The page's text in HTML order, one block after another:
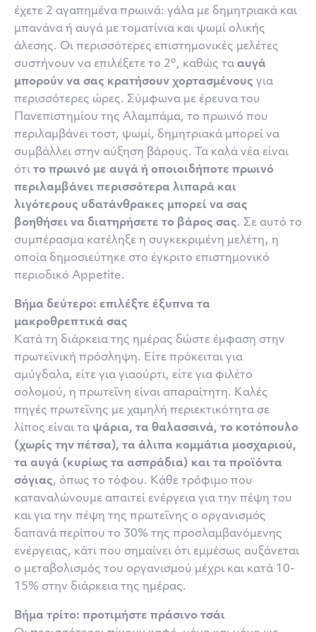
έχετε 2 αγαπημένα πρωινά: γάλα με δημητριακά και
μπανάνα ή αυγά με τοματίνια και ψωμί ολικής
άλεσης. Οι περισσότερες επιστημονικές μελέτες
συστήνουν να επιλέξετε το 2ο, καθώς τα αυγά
μπορούν να σας κρατήσουν χορτασμένους για
περισσότερες ώρες. Σύμφωνα με έρευνα του
Πανεπιστημίου της Αλαμπάμα, το πρωινό που
περιλαμβάνει τοστ, ψωμί, δημητριακά μπορεί να
συμβάλλει στην αύξηση βάρους. Τα καλά νέα είναι
ότι το πρωινό με αυγά ή οποιοιδήποτε πρωινό
περιλαμβάνει περισσότερα λιπαρά και
λιγότερους υδατάνθρακες μπορεί να σας
βοηθήσει να διατηρήσετε το βάρος σας. Σε αυτό το
συμπέρασμα κατέληξε η συγκεκριμένη μελέτη, η
οποία δημοσιεύτηκε στο έγκριτο επιστημονικό
περιοδικό Appetite.
Βήμα δεύτερο: επιλέξτε έξυπνα τα
μακροθρεπτικά σας
Κατά τη διάρκεια της ημέρας δώστε έμφαση στην
πρωτεϊνική πρόσληψη. Είτε πρόκειται για
αμύγδαλα, είτε για γιαούρτι, είτε για φιλέτο
σολομού, η πρωτεΐνη είναι απαραίτητη. Καλές
πηγές πρωτεΐνης με χαμηλή περιεκτικότητα σε
λίπος είναι τα ψάρια, τα θαλασσινά, το κοτόπουλο
(χωρίς την πέτσα), τα άλιπα κομμάτια μοσχαριού,
τα αυγά (κυρίως τα ασπράδια) και τα προϊόντα
σόγιας, όπως το τόφου. Κάθε τρόφιμο που
καταναλώνουμε απαιτεί ενέργεια για την πέψη του
και για την πέψη της πρωτεΐνης ο οργανισμός
δαπανά περίπου το 30% της προσλαμβανόμενης
ενέργειας, κάτι που σημαίνει ότι εμμέσως αυξάνεται
ο μεταβολισμός του οργανισμού μέχρι και κατά 10-
15% στην διάρκεια της ημέρας.
Βήμα τρίτο: προτιμήστε πράσινο τσάι